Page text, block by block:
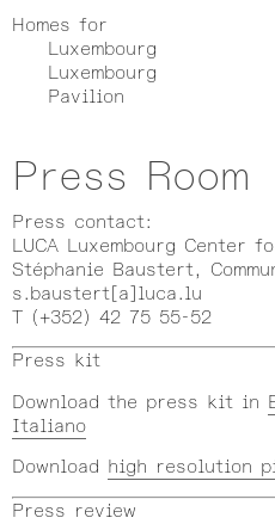
Homes for
Luxembourg
Luxembourg
Pavilion
Press Room
Press contact:
LUCA Luxembourg Center
Stéphanie Baustert,
s.baustert[a]luca.lu
T (+352) 42 75 55-52
Press kit
Download the press kit in
Italiano
Download high resolution
Press review